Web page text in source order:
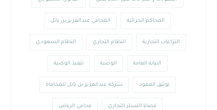
المحاكم الجزائية المحامي عبدالعزيز بن باتل
النزاعات التجارية النظام التجاري النظام السعودي
النيابة العامة الوصية تنفيذ الوصية
توثيق العقود شركة عبدالعزيز بن باتل للمحاماة
قضايا التستر التجاري محامي الرياض